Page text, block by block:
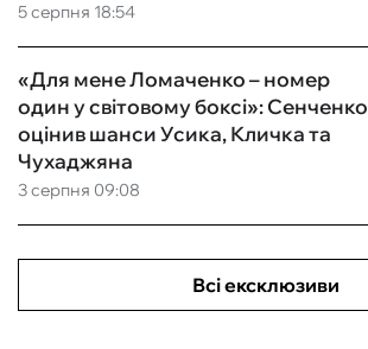
5 серпня 18:54
3 серпня 09:08
«Для мене Ломаченко – номер
один у світовому боксі»: Сенченко
оцінив шанси Усика, Кличка та
Чухаджяна
Всі ексклюзиви